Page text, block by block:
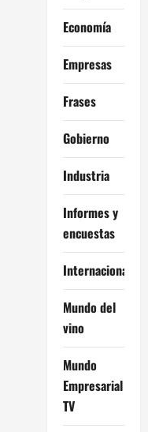
Economía
Empresas
Frases
Gobierno
Industria
Informes y
encuestas
Internacional
Mundo del
vino
Mundo
Empresarial
TV